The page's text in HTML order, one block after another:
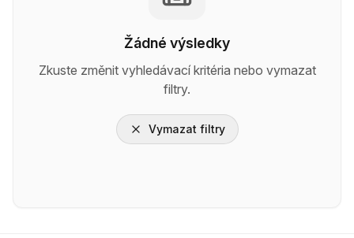
Žádné výsledky
Zkuste změnit vyhledávací kritéria nebo vymazat
filtry.
Vymazat filtry